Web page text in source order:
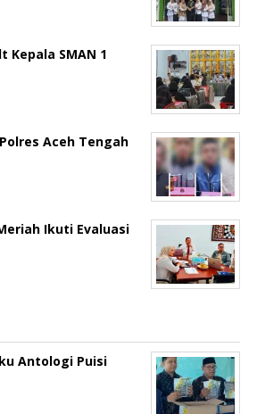
Kepala SMAN 1
Aceh Tengah
Ikuti Evaluasi
Antologi Puisi